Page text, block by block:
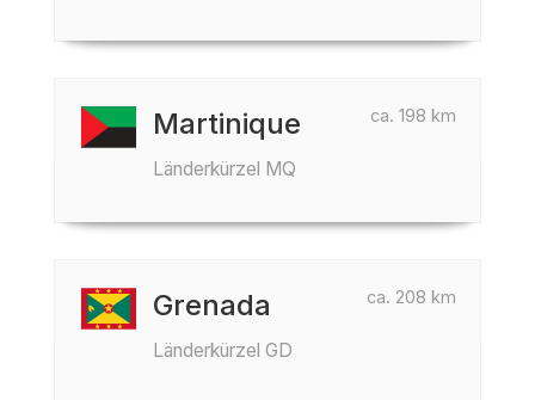
ca. 198 km
Martinique
Länderkürzel MQ
ca. 208 km
Grenada
Länderkürzel GD